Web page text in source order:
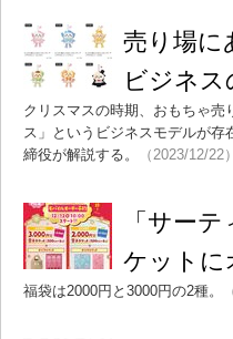
売り場
ビジネス
クリスマスの時期、おもちゃ
ス」というビジネスモデルが
締役が解説する。
（2023/12/22）
「サー
ケットに
福袋は2000円と3000円の2種。